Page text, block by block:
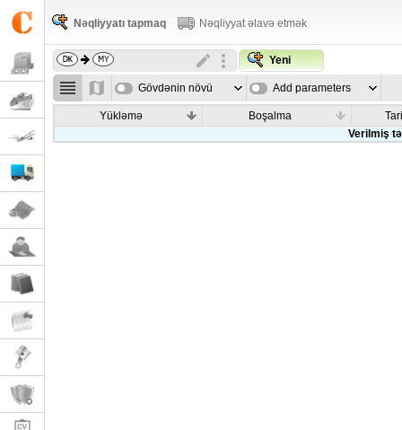
Nəqliyyatı tapmaq Nəqliyyat əlavə etmək
Yeni
Gövdənin növü Add parameters
Yükləmə Boşalma
Verilmiş